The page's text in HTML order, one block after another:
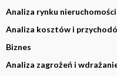
Analiza rynku
Analiza kosztów i
Biznes
Analiza zagrożeń i